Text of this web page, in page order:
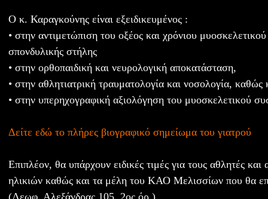
Ο κ. Καραγκούνης είναι εξειδικευμένος :
• στην αντιμετώπιση του οξέος και χρόνιου
σπονδυλικής στήλης
• στην ορθοπαιδική και νευρολογική αποκατάσταση,
• στην αθλητιατρική τραυματολογία και νοσολογία, καθώς
• στην υπερηχογραφική αξιολόγηση του μυοσκελετικού
Δείτε εδώ το πλήρες βιογραφικό σημείωμα του γιατρού
Επιπλέον, θα υπάρχουν ειδικές τιμές για τους αθλητές και
ηλικιών καθώς και τα μέλη του ΚΑΟ Μελισσίων που θα
(Λεωφ. Αλεξάνδρας 105, 2ος όρ.).